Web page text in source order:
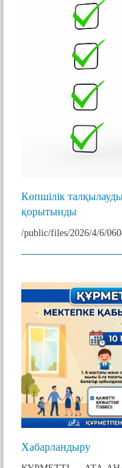
Көпшілік
қорытынды
/public/files/2026/4/6/
Хабарландыру